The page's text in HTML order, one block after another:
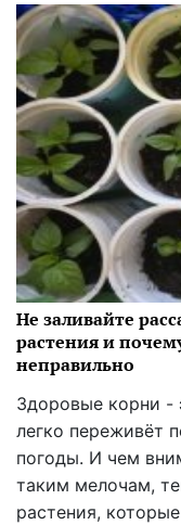
Не заливайте
растения и
неправильно
Здоровые корни -
легко переживёт
погоды. И чем
таким мелочам,
растения,